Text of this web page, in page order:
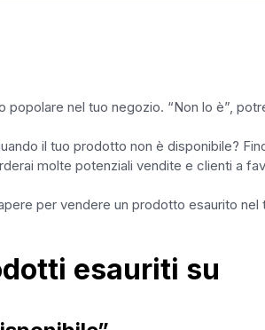
nel tuo negozio. “Non lo è”,
il tuo prodotto non è disponibile?
molte potenziali vendite e clienti a
per vendere un prodotto esaurito nel
esauriti su